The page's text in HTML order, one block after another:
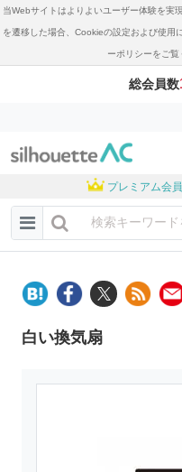
当Webサイトはよりよいユーザー体験を実
を遷移した場合、Cookieの設定および使用
ーポリシーをご覧
総会員数
プレミアム会
白い換気扇